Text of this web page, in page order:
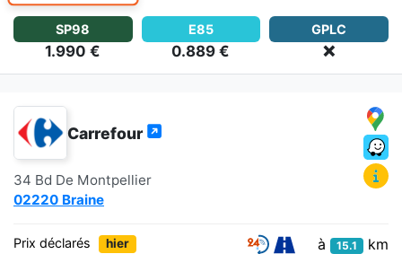
SP98
1.990 €
E85
0.889 €
GPLC
❌
Carrefour
34 Bd De Montpellier
02220 Braine
Prix déclarés hier à 15.1 km